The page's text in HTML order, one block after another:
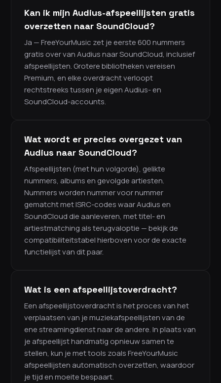
Kan ik mijn Audius-afspeellijsten gratis
overzetten naar SoundCloud?
Ja — FreeYourMusic zet je eerste 600 nummers
gratis over van Audius naar SoundCloud, inclusief
afspeellijsten. Grotere bibliotheken vereisen
Premium, en elke overdracht verloopt
rechtstreeks tussen je eigen Audius- en
SoundCloud-accounts.
Wat wordt er precies overgezet van
Audius naar SoundCloud?
Afspeellijsten (met hun volgorde), gelikte
nummers, albums en gevolgde artiesten.
Nummers worden nummer voor nummer
gematcht met ISRC-codes waar Audius en
SoundCloud die aanleveren, met titel- en
artiestmatching als terugvaloptie — bekijk de
compatibiliteitstabel hierboven voor de exacte
functielijst van dit paar.
Wat is een afspeellijstoverdracht?
Een afspeellijstoverdracht is het proces van het
verplaatsen van je muziekafspeellijsten van de
ene streamingdienst naar de andere. In plaats van
je afspeellijst handmatig opnieuw samen te
stellen, kun je met tools zoals FreeYourMusic
afspeellijsten automatisch overzetten, waardoor
je tijd en moeite bespaart.